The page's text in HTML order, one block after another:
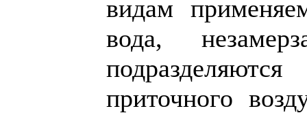
видам
вода,
приточного